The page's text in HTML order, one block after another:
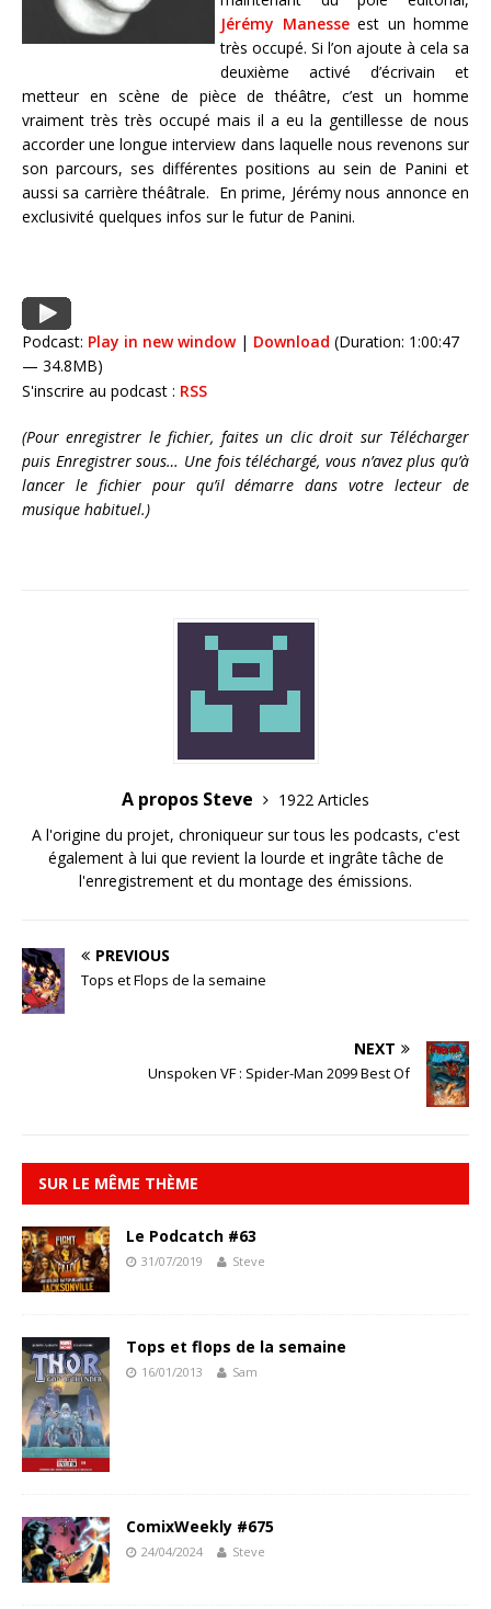
Jérémy Manesseest un homme
très occupé. Si l’on ajoute à cela sa
deuxième activé d’écrivain et
metteur en scène de pièce de théâtre, c’est un homme
vraiment très très occupé mais il a eu la gentillesse de nous
accorder une longue interview dans laquelle nous revenons sur
son parcours, ses différentes positions au sein de Panini et
aussi sa carrière théâtrale. En prime, Jérémy nous annonce en
exclusivité quelques infos sur le futur de Panini.
Podcast: Play in new window| Download (Duration: 1:00:47
— 34.8MB)
S'inscrire au podcast : RSS
(Pour enregistrer le fichier, faites un clic droit sur Télécharger
puis Enregistrer sous… Une fois téléchargé, vous n’avez plus qu’à
lancer le fichier pour qu’il démarre dans votre lecteur de
musique habituel.)
A propos Steve
1922 Articles
A l'origine du projet, chroniqueur sur tous les podcasts, c'est
également à lui que revient la lourde et ingrâte tâche de
l'enregistrement et du montage des émissions.
PREVIOUS
Tops et Flops de la semaine
NEXT
Unspoken VF : Spider-Man 2099 Best Of
SUR LE MÊME THÈME
Le Podcatch #63
31/07/2019 Steve
Tops et flops de la semaine
16/01/2013 Sam
ComixWeekly #675
24/04/2024 Steve